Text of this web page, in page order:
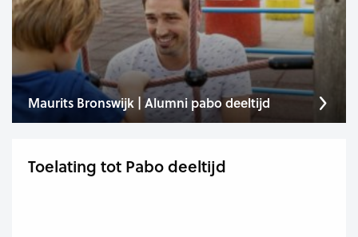
Maurits Bronswijk | Alumni pabo deeltijd
Toelating tot Pabo deeltijd